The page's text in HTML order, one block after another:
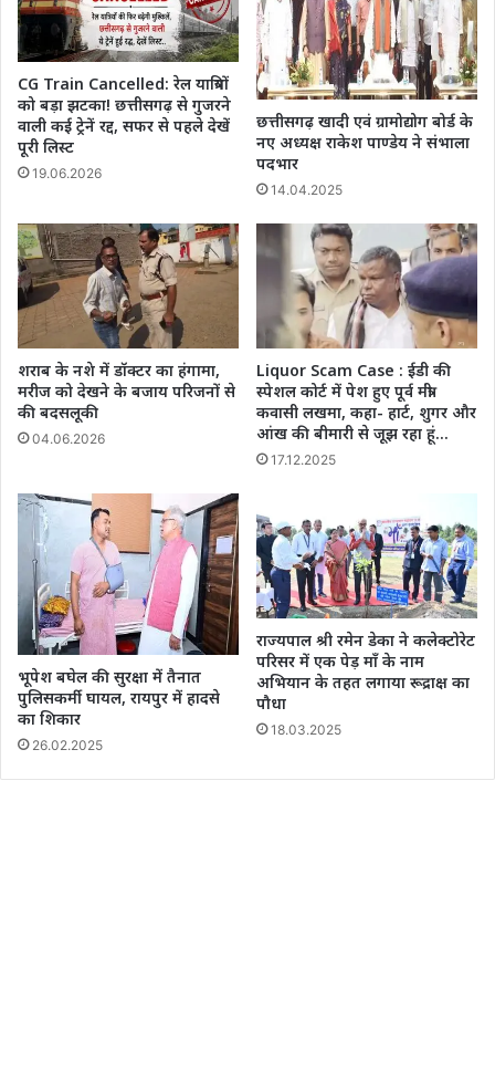
होंगे
शामिल..
CG Train Cancelled: रेल यात्रियों
को बड़ा झटका! छत्तीसगढ़ से गुजरने
वाली कई ट्रेनें रद्द, सफर से पहले देखें
पूरी लिस्ट
19.06.2026
छत्तीसगढ़ खादी एवं ग्रामोद्योग बोर्ड के
नए अध्यक्ष राकेश पाण्डेय ने संभाला
पदभार
14.04.2025
शराब के नशे में डॉक्टर का हंगामा,
मरीज को देखने के बजाय परिजनों से
की बदसलूकी
04.06.2026
Liquor Scam Case : ईडी की
स्पेशल कोर्ट में पेश हुए पूर्व मंत्री
कवासी लखमा, कहा- हार्ट, शुगर और
आंख की बीमारी से जूझ रहा हूं…
17.12.2025
भूपेश बघेल की सुरक्षा में तैनात
पुलिसकर्मी घायल, रायपुर में हादसे
का शिकार
26.02.2025
राज्यपाल श्री रमेन डेका ने कलेक्टोरेट
परिसर में एक पेड़ माँ के नाम
अभियान के तहत लगाया रूद्राक्ष का
पौधा
18.03.2025